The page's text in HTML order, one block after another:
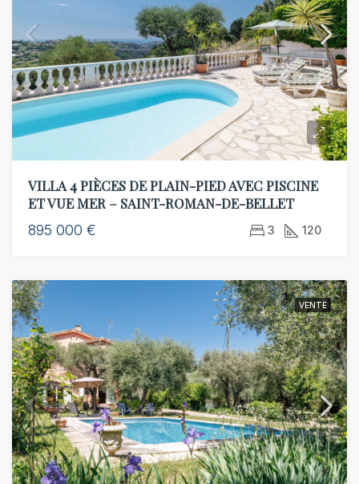
VILLA 4 PIÈCES DE PLAIN-PIED AVEC PISCINE
ET VUE MER – SAINT-ROMAN-DE-BELLET
895 000 € 3 120
VENTE